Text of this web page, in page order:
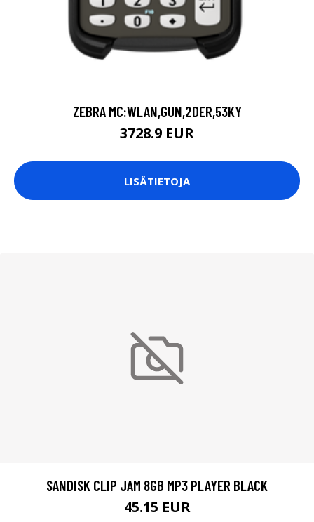
ZEBRA MC:WLAN,GUN,2DER,53KY
3728.9 EUR
LISÄTIETOJA
SANDISK CLIP JAM 8GB MP3 PLAYER BLACK
45.15 EUR